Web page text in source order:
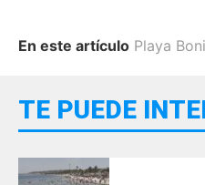
En este artículo Playa
TE PUEDE